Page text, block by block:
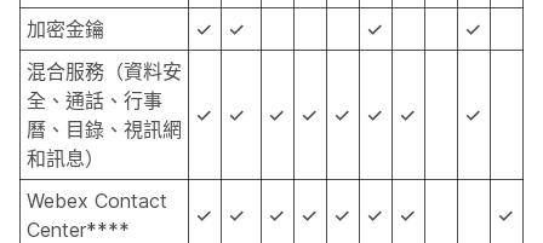
加密金鑰
✓ ✓ ✓
✓
混合服務（資料安
全、通話、行事
曆、目錄、視訊網
和訊息）
✓ ✓ ✓ ✓ ✓ ✓ ✓ ✓
Webex Contact
Center****
✓ ✓ ✓ ✓ ✓ ✓ ✓ ✓